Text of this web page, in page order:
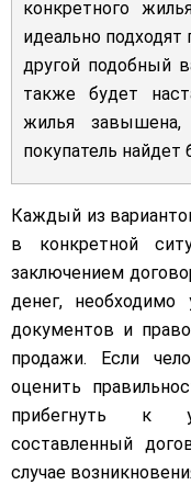
конкретного
идеально
другой подобный
также будет
жилья
покупатель
Каждый из
в конкретной
заключением
денег, необходимо
документов и
продажи. Если
оценить
прибегнуть к
составленный
случае